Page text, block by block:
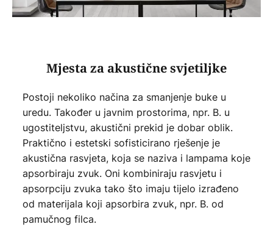
Mjesta za akustične svjetiljke
Postoji nekoliko načina za smanjenje buke u
uredu. Također u javnim prostorima, npr. B. u
ugostiteljstvu, akustični prekid je dobar oblik.
Praktično i estetski sofisticirano rješenje je
akustična rasvjeta, koja se naziva i lampama koje
apsorbiraju zvuk. Oni kombiniraju rasvjetu i
apsorpciju zvuka tako što imaju tijelo izrađeno
od materijala koji apsorbira zvuk, npr. B. od
pamučnog filca.